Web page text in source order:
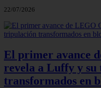
22/07/2026
El primer avance
revela a Luffy y
transformados en